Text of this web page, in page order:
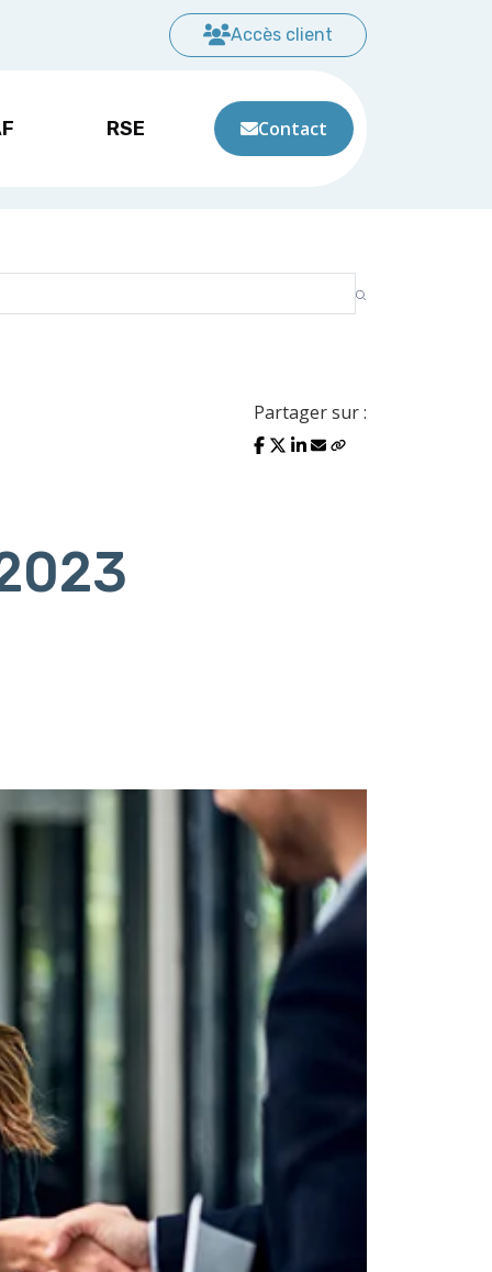
Accès client
RSE Contact
Partager sur :